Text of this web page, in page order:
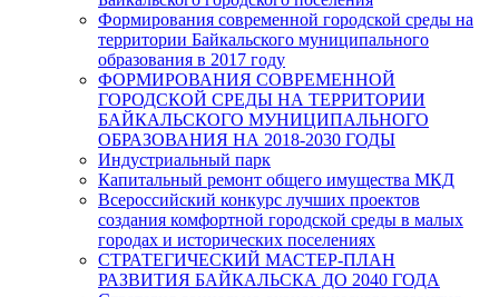
Формирования современной городской среды на
территории Байкальского муниципального
образования в 2017 году
ФОРМИРОВАНИЯ СОВРЕМЕННОЙ
ГОРОДСКОЙ СРЕДЫ НА ТЕРРИТОРИИ
БАЙКАЛЬСКОГО МУНИЦИПАЛЬНОГО
ОБРАЗОВАНИЯ НА 2018-2030 ГОДЫ
Индустриальный парк
Капитальный ремонт общего имущества МКД
Всероссийский конкурс лучших проектов
создания комфортной городской среды в малых
городах и исторических поселениях
СТРАТЕГИЧЕСКИЙ МАСТЕР-ПЛАН
РАЗВИТИЯ БАЙКАЛЬСКА ДО 2040 ГОДА